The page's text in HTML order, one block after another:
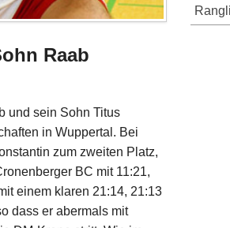
Raab
und sein Sohn Titus
in Wuppertal. Bei
zum zweiten Platz,
BC mit 11:21,
einem klaren 21:14, 21:13
dass er abermals mit